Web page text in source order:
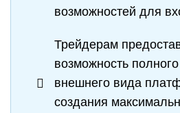
возможностей для
Трейдерам
возможность
внешнего вида
создания